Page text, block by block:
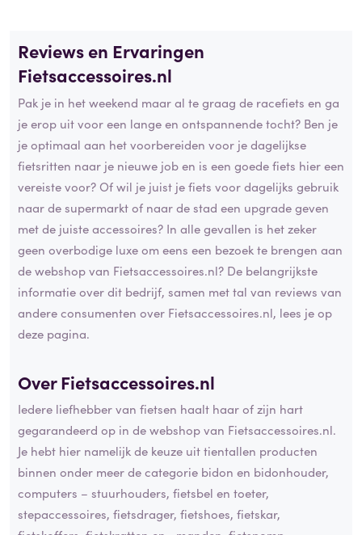
Reviews en Ervaringen
Fietsaccessoires.nl
Pak je in het weekend maar al te graag de racefiets en ga
je erop uit voor een lange en ontspannende tocht? Ben je
je optimaal aan het voorbereiden voor je dagelijkse
fietsritten naar je nieuwe job en is een goede fiets hier een
vereiste voor? Of wil je juist je fiets voor dagelijks gebruik
naar de supermarkt of naar de stad een upgrade geven
met de juiste accessoires? In alle gevallen is het zeker
geen overbodige luxe om eens een bezoek te brengen aan
de webshop van Fietsaccessoires.nl? De belangrijkste
informatie over dit bedrijf, samen met tal van reviews van
andere consumenten over Fietsaccessoires.nl, lees je op
deze pagina.
Over Fietsaccessoires.nl
Iedere liefhebber van fietsen haalt haar of zijn hart
gegarandeerd op in de webshop van Fietsaccessoires.nl.
Je hebt hier namelijk de keuze uit tientallen producten
binnen onder meer de categorie bidon en bidonhouder,
computers – stuurhouders, fietsbel en toeter,
stepaccessoires, fietsdrager, fietshoes, fietskar,